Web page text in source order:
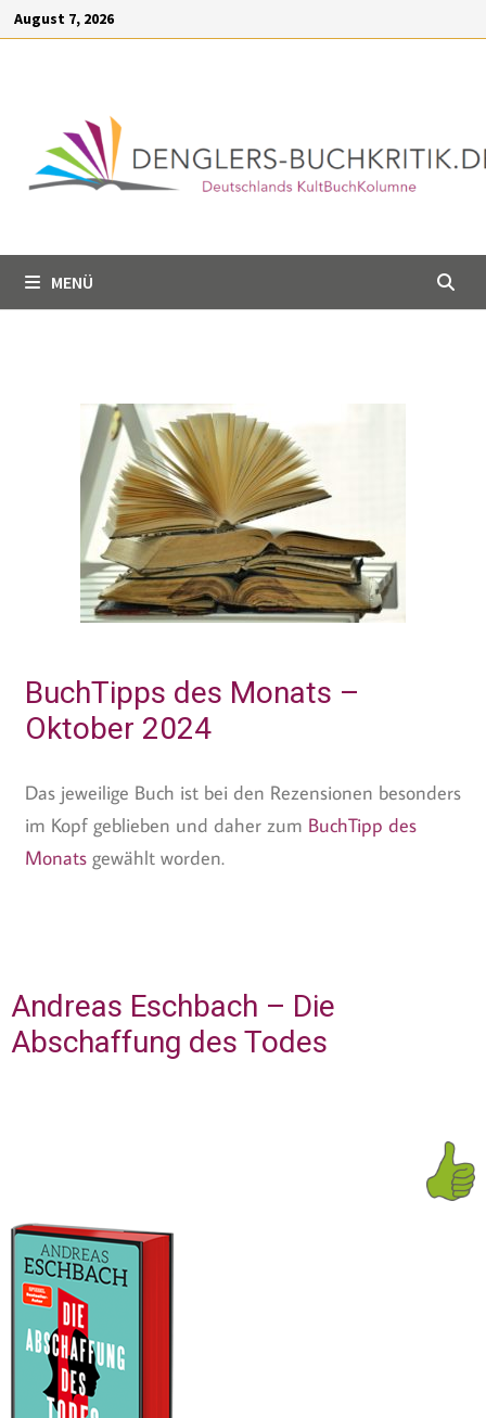
springen
August 7, 2026
MENÜ
BuchTipps des Monats –
Oktober 2024
Das jeweilige Buch ist bei den Rezensionen besonders
im Kopf geblieben und daher zum BuchTipp des
Monatsgewählt worden.
Andreas Eschbach – Die
Abschaffung des Todes